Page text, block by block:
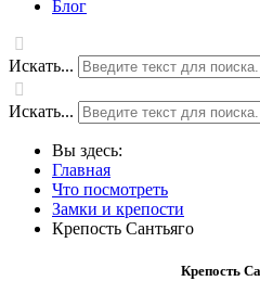
Блог
Искать...
Искать...
Вы здесь:
Главная
Что посмотреть
Замки и крепости
Крепость Сантьяго
Крепость